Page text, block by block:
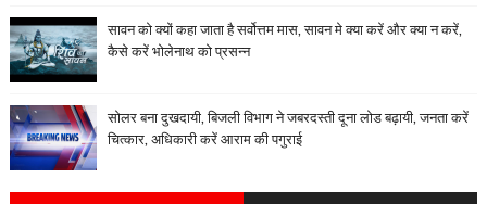
सावन को क्यों कहा जाता है सर्वोत्तम मास, सावन मे क्या करें और क्या न करें,
कैसे करें भोलेनाथ को प्रसन्न
सोलर बना दुखदायी, बिजली विभाग ने जबरदस्ती दूना लोड बढ़ायी, जनता करें
चित्कार, अधिकारी करें आराम की पगुराई